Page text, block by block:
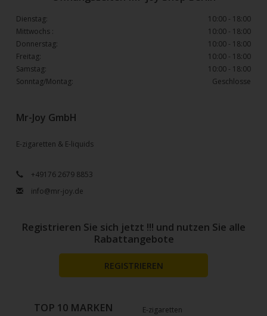
Mr-Joy GmbH
E-zigaretten & E-liquids
+49176 2679 8853
info@mr-joy.de
Dienstag:
10:00 - 18:00
Mittwochs :
10:00 - 18:00
Donnerstag:
10:00 - 18:00
Freitag:
10:00 - 18:00
Samstag:
10:00 - 18:00
Sonntag/Montag:
Geschlosse
E-zigaretten
TOP 10 MARKEN
Registrieren Sie sich jetzt !!! und nutzen Sie alle
Rabattangebote
REGISTRIEREN